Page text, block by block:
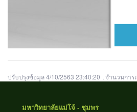
ปรับปรุงข้อมูล 4/10/2563 23:40:20 , จำนวนการ
มหาวิทยาลัยแม่โจ้ - ชุมพร